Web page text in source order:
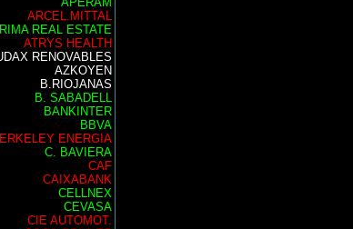
ARCEL.MITTAL
REAL ESTATE
ATRYS HEALTH
RENOVABLES
AZKOYEN
B.RIOJANAS
B. SABADELL
BANKINTER
BBVA
ENERGIA
C. BAVIERA
CAF
CAIXABANK
CELLNEX
CEVASA
CIE AUTOMOT.